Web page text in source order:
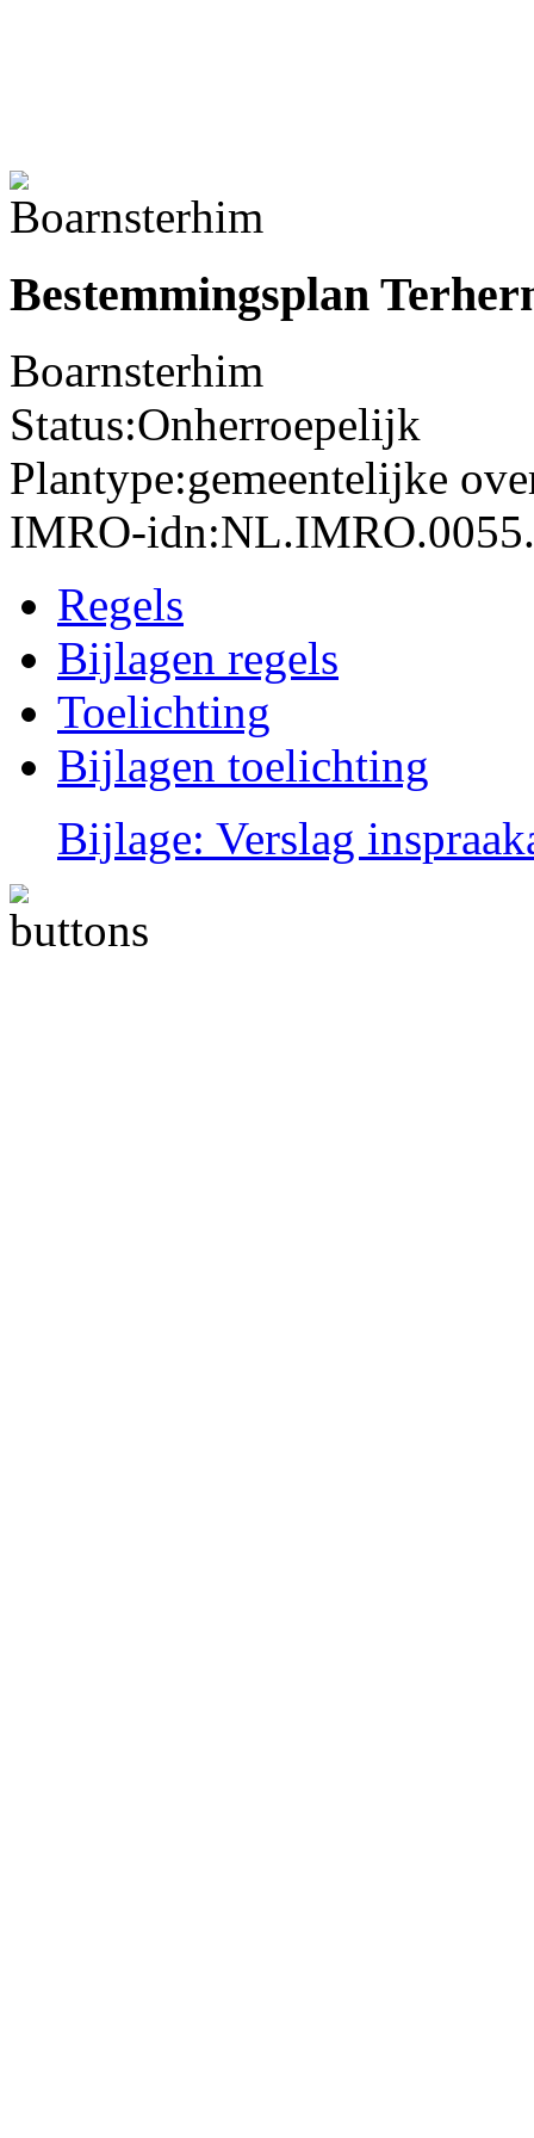
Bestemmingsplan
Boarnsterhim
Status:Onherroepelijk
Plantype:gemeentelijke
IMRO-idn:
Regels
Bijlagen regels
Toelichting
Bijlagen toelichting
Bijlage: Verslag